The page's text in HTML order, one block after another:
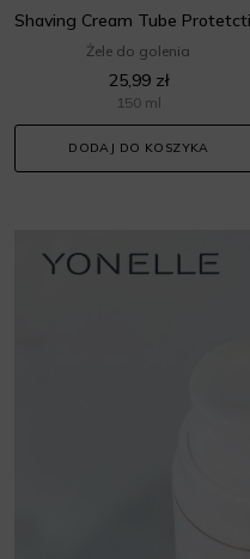
Żele do golenia
25,99 zł
150 ml
DODAJ DO KOSZYKA